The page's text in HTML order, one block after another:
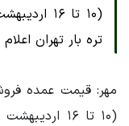
تره بار تهران
مهر: قیمت عمده